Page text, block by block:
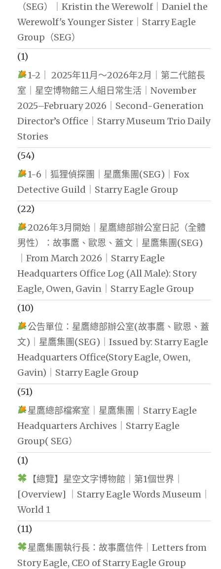
（SEG）｜Kristin the Werewolf｜Daniel the
Werewolf's Younger Sister｜Starry Eagle
Group（SEG）
(1)
1-2｜ 2025年11月～2026年2月｜第二代館長
室｜星空博物館三人組日常生活｜November
2025–February 2026｜Second-Generation
Director’s Office｜Starry Museum Trio Daily
Stories
(54)
1-6｜狐狸偵探團｜星鷹集團(SEG)｜Fox
Detective Guild｜Starry Eagle Group
(22)
2026年3月開始｜星鷹總部辦公室日記（全體
男性）：故事鷹、歐恩、蓋文｜星鷹集團(SEG)
｜From March 2026｜Starry Eagle
Headquarters Office Log (All Male): Story
Eagle, Owen, Gavin｜Starry Eagle Group
(10)
公告單位：星鷹總部辦公室(故事鷹、歐恩、蓋
文)｜星鷹集團(SEG)｜Issued by: Starry Eagle
Headquarters Office(Story Eagle, Owen,
Gavin)｜Starry Eagle Group
(51)
星鷹總部檔案室｜星鷹集團｜Starry Eagle
Headquarters Archives｜Starry Eagle
Group( SEG）
(1)
【總覽】星空文字博物館｜第1個世界｜
[Overview] ｜Starry Eagle Words Museum｜
World 1
(11)
星鷹集團執行長：故事鷹信件｜Letters from
Story Eagle, CEO of Starry Eagle Group